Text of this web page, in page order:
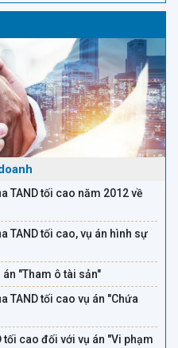
TAND tối cao năm 2012 về
TAND tối cao, vụ án hình sự
"Tham ô tài sản"
TAND tối cao vụ án "Chứa
tối cao đối với vụ án "Vi phạm